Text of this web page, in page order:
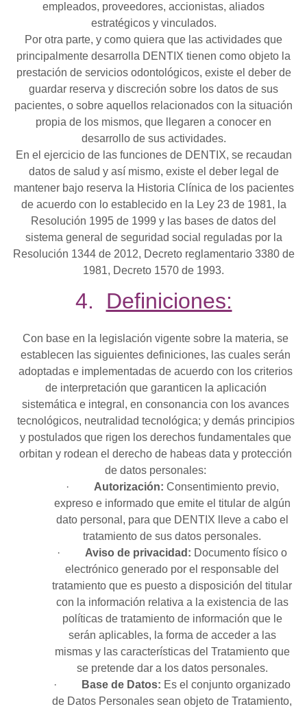
empleados, proveedores, accionistas, aliados
estratégicos y vinculados.
Por otra parte, y como quiera que las actividades que
principalmente desarrolla DENTIX tienen como objeto la
prestación de servicios odontológicos, existe el deber de
guardar reserva y discreción sobre los datos de sus
pacientes, o sobre aquellos relacionados con la situación
propia de los mismos, que llegaren a conocer en
desarrollo de sus actividades.
En el ejercicio de las funciones de DENTIX, se recaudan
datos de salud y así mismo, existe el deber legal de
mantener bajo reserva la Historia Clínica de los pacientes
de acuerdo con lo establecido en la Ley 23 de 1981, la
Resolución 1995 de 1999 y las bases de datos del
sistema general de seguridad social reguladas por la
Resolución 1344 de 2012, Decreto reglamentario 3380 de
1981, Decreto 1570 de 1993.
4. Definiciones:
Con base en la legislación vigente sobre la materia, se
establecen las siguientes definiciones, las cuales serán
adoptadas e implementadas de acuerdo con los criterios
de interpretación que garanticen la aplicación
sistemática e integral, en consonancia con los avances
tecnológicos, neutralidad tecnológica; y demás principios
y postulados que rigen los derechos fundamentales que
orbitan y rodean el derecho de habeas data y protección
de datos personales:
· Autorización: Consentimiento previo,
expreso e informado que emite el titular de algún
dato personal, para que DENTIX lleve a cabo el
tratamiento de sus datos personales.
· Aviso de privacidad: Documento físico o
electrónico generado por el responsable del
tratamiento que es puesto a disposición del titular
con la información relativa a la existencia de las
políticas de tratamiento de información que le
serán aplicables, la forma de acceder a las
mismas y las características del Tratamiento que
se pretende dar a los datos personales.
·
Base de Datos: Es el conjunto organizado
de Datos Personales sean objeto de Tratamiento,